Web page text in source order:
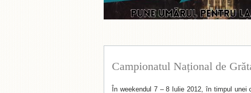
Campionatul Național de
În weekendul 7 – 8 Iulie 2012, în timpul